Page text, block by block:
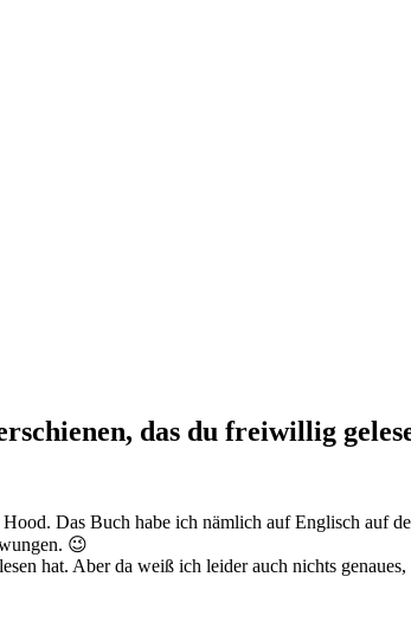
das du freiwillig
Das Buch habe ich nämlich auf Englisch auf
😉
hat. Aber da weiß ich leider auch nichts